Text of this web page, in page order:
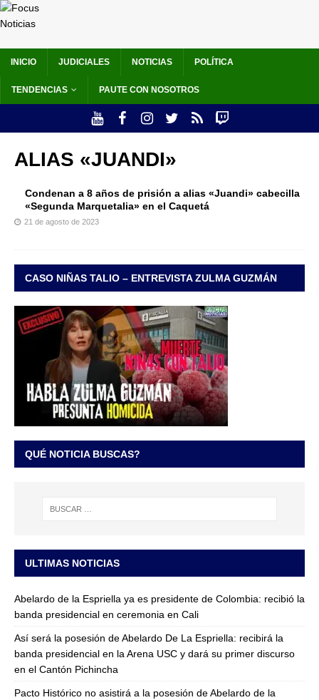
INICIO JUDICIALES NOTICIAS POLÍTICA
TENDENCIAS PAUTE CON NOSOTROS
ALIAS «JUANDI»
Condenan a 8 años de prisión a alias «Juandi» cabecilla
«Segunda Marquetalia» en el Caquetá
21 de agosto de 2023
CASO NIÑAS TALIO – ENTREVISTA ZULMA GUZMÁN
QUÉ NOTICIA BUSCAS?
ULTIMAS NOTICIAS
Abelardo de la Espriella ya es presidente de Colombia: recibió la
banda presidencial en ceremonia en Cali
Así será la posesión de Abelardo De La Espriella: recibirá la
banda presidencial en la Arena USC y dará su primer discurso
en el Cantón Pichincha
Pacto Histórico no asistirá a la posesión de Abelardo de la